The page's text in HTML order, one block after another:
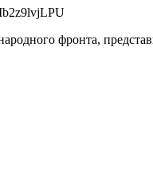
фронта,